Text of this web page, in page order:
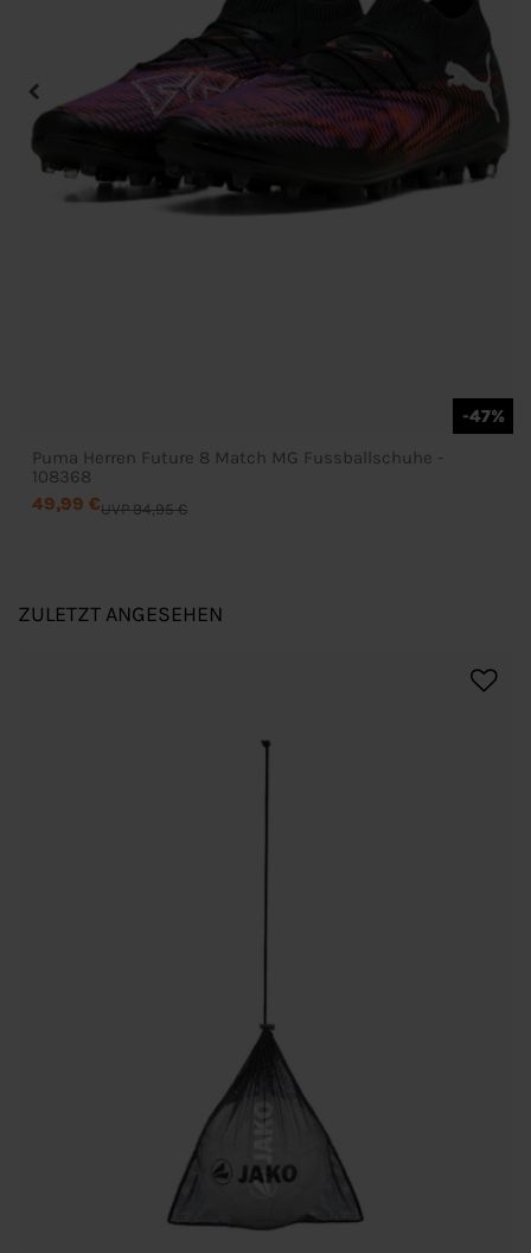
-47%
Puma Herren Future 8 Match MG Fussballschuhe -
108368
UVP 94,95 €
49,99 €
ZULETZT ANGESEHEN